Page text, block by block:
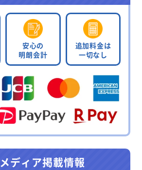
安心の
明朗会計
追加料金は
一切なし
メディア掲載情報